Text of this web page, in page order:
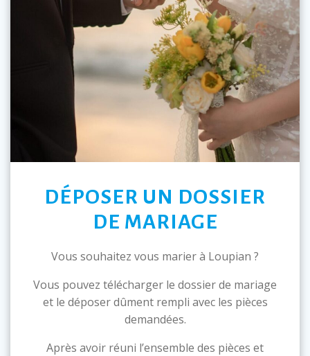
DÉPOSER UN DOSSIER
DE MARIAGE
Vous souhaitez vous marier à Loupian ?
Vous pouvez télécharger le dossier de mariage
et le déposer dûment rempli avec les pièces
demandées.
Après avoir réuni l’ensemble des pièces et